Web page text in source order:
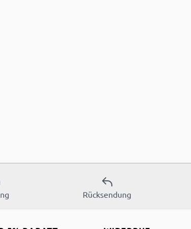
Rücksendung